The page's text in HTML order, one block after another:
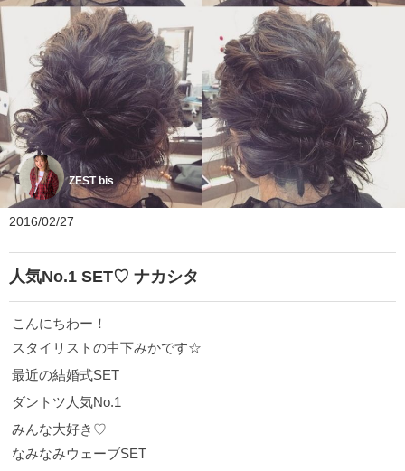
ZEST bis
2016/02/27
人気No.1 SET♡ ナカシタ
こんにちわー！
スタイリストの中下みかです☆
最近の結婚式SET
ダントツ人気No.1
みんな大好き♡
なみなみウェーブSET